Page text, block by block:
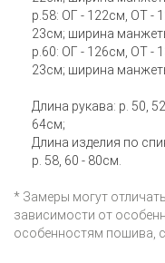
р.58: ОГ - 122см, ОТ -
23см; ширина
р.60: ОГ - 126см, ОТ -
23см; ширина
Длина рукава: р. 50,
64см;
Длина изделия по
р. 58, 60 - 80см.
* Замеры могут
зависимости от
особенностям пошива,